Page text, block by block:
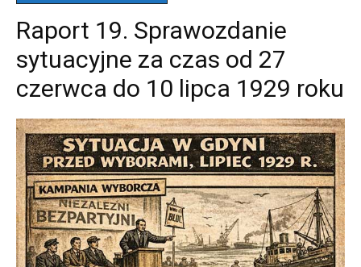
Raport 19. Sprawozdanie
sytuacyjne za czas od 27
czerwca do 10 lipca 1929 roku